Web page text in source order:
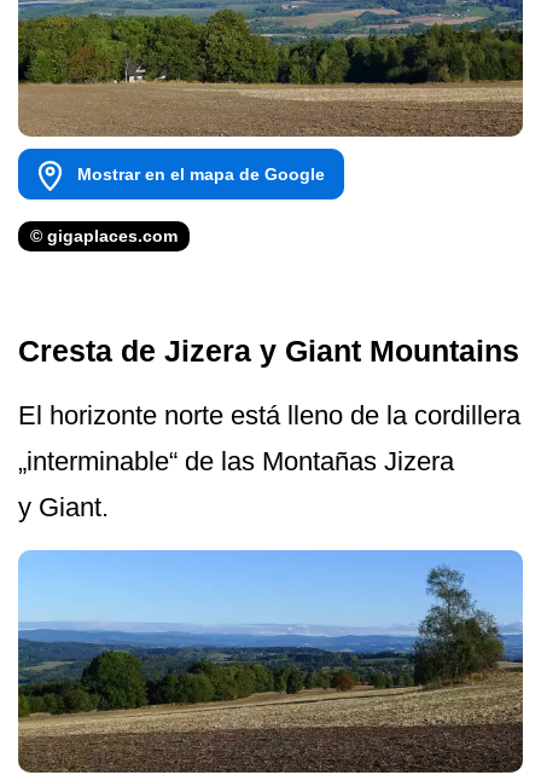
Mostrar en el mapa de Google
© gigaplaces.com
Cresta de Jizera y Giant Mountains
El horizonte norte está lleno de la cordillera
„interminable“ de las Montañas Jizera
y Giant.